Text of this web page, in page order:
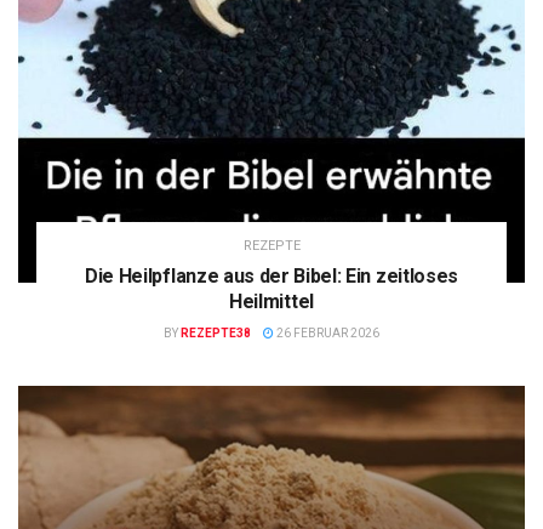
REZEPTE
Die Heilpflanze aus der Bibel: Ein zeitloses
Heilmittel
BY REZEPTE38 26 FEBRUAR 2026